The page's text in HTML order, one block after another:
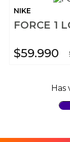
NIKE
FORCE 1
$59.990
Has